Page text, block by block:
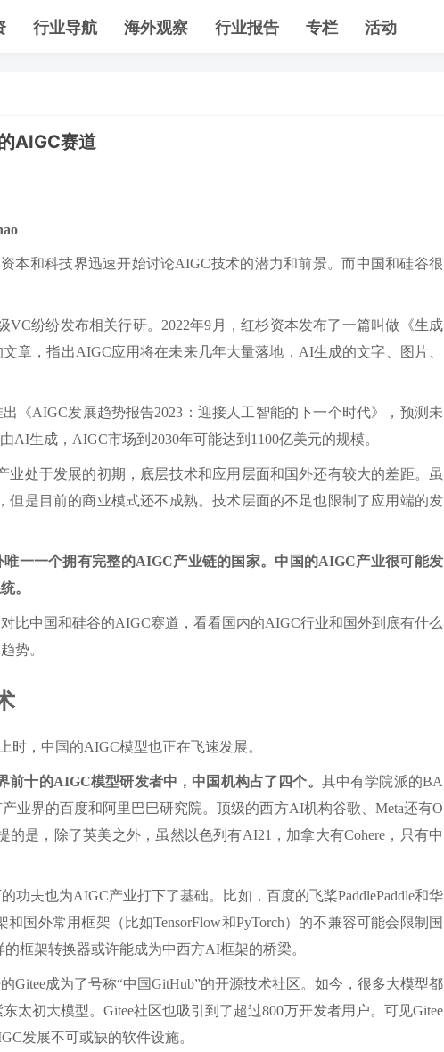
行业导航 海外观察 行业报告 专栏 活动
AIGC赛道
本和科技界迅速开始讨论AIGC技术的潜力和前景。而中国和硅谷很
VC纷纷发布相关行研。2022年9月，红杉资本发布了一篇叫做《生成
章，指出AIGC应用将在未来几年大量落地，AI生成的文字、图片、
《AIGC发展趋势报告2023：迎接人工智能的下一个时代》，预测未
AI生成，AIGC市场到2030年可能达到1100亿美元的规模。
业处于发展的初期，底层技术和应用层面和国外还有较大的差距。虽
但是目前的商业模式还不成熟。技术层面的不足也限制了应用端的发
唯一一个拥有完整的AIGC产业链的国家。中国的AIGC产业很可能发
。
比中国和硅谷的AIGC赛道，看看国内的AIGC行业和国外到底有什么
势。
时，中国的AIGC模型也正在飞速发展。
前十的AIGC模型研发者中，中国机构占了四个。 其中有学院派的BA
业界的百度和阿里巴巴研究院。顶级的西方AI机构谷歌、Meta还有O
的是，除了英美之外，虽然以色列有AI21，加拿大有Cohere，只有中
功夫也为AIGC产业打下了基础。比如，百度的飞桨PaddlePaddle和华
和国外常用框架（比如TensorFlow和PyTorch）的不兼容可能会限制国
框架转换器或许能成为中西方AI框架的桥梁。
Gitee成为了号称“中国GitHub”的开源技术社区。如今，很多大模型都
太初大模型。Gitee社区也吸引到了超过800万开发者用户。可见Gitee
发展不可或缺的软件设施。